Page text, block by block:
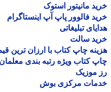
مانیتور استوک
فالوور پاپ آپ اینستاگرام
تبلیغاتی
سالت
چاپ کتاب با ارزان ترین قیمت
کتاب ویژه رتبه بندی معلمان
موزیک
مرکزی بوش